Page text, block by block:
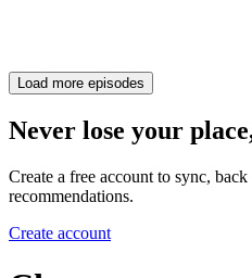
Load more episodes
Never lose your
Create a free account to sync,
recommendations.
Create account